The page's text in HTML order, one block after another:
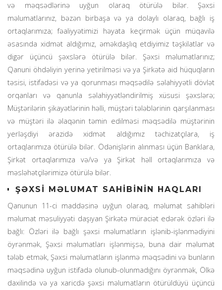
və məqsədlərinə uyğun olaraq ötürülə bilər. Şəxsi
məlumatlarınız, bəzən birbaşa və ya dolaylı olaraq, bağlı iş
ortaqlarımıza; fəaliyyətimizi həyata keçirmək üçün müqavilə
əsasında xidmət aldığımız, əməkdaşlıq etdiyimiz təşkilatlar və
digər üçüncü şəxslərə ötürülə bilər. Şəxsi məlumatlarınız;
Qanuni öhdəliyin yerinə yetirilməsi və ya Şirkətə aid hüquqların
təsisi, istifadəsi və ya qorunması məqsədilə səlahiyyətli dövlət
orqanları və qanunla səlahiyyətləndirilmiş xüsusi şəxslərə;
Müştərilərin şikayətlərinin həlli, müştəri tələblərinin qarşılanması
və müştəri ilə əlaqənin təmin edilməsi məqsədilə müştərinin
yerləşdiyi ərazidə xidmət aldığımız təchizatçılara, iş
ortaqlarımıza ötürülə bilər. Ödənişlərin alınması üçün Banklara,
Şirkət ortaqlarımıza və/və ya Şirkət həll ortaqlarımıza və
məsləhətçilərimizə ötürülə bilər.
ŞƏXSİ MƏLUMAT SAHİBİNİN HAQLARI
Qanunun 11-ci maddəsinə uyğun olaraq, məlumat sahibləri
məlumat məsuliyyəti daşıyan Şirkətə müraciət edərək özləri ilə
bağlı: Özləri ilə bağlı şəxsi məlumatların işlənib-işlənmədiyini
öyrənmək, Şəxsi məlumatları işlənmişsə, buna dair məlumat
tələb etmək, Şəxsi məlumatların işlənmə məqsədini və bunların
məqsədinə uyğun istifadə olunub-olunmadığını öyrənmək, Ölkə
daxilində və ya xaricdə şəxsi məlumatların ötürüldüyü üçüncü